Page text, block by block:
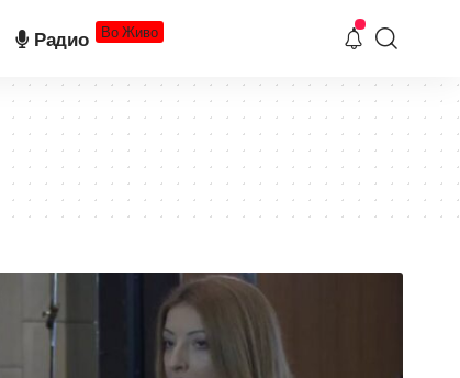
Радио Во Живо